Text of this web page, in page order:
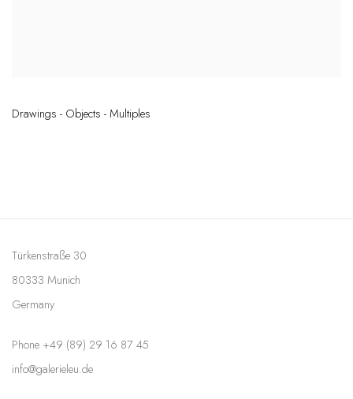
Drawings - Objects - Multiples
Türkenstraße 30
80333 Munich
Germany
Phone +49 (89) 29 16 87 45
info@galerieleu.de